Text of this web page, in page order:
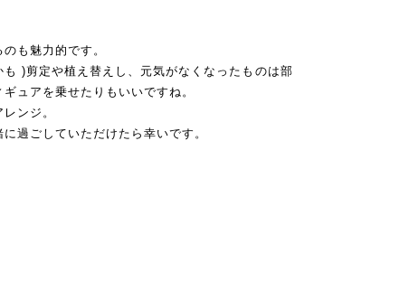
も魅力的です。
)剪定や植え替えし、元気がなくなったものは部
ュアを乗せたりもいいですね。
ンジ。
過ごしていただけたら幸いです。